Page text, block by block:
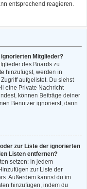
entsprechend reagieren.
Mitglieder?
des Boards zu
hinzufügst, werden in
aufgelistet. Du siehst
eine Private Nachricht
können Beiträge deiner
Benutzer ignorierst, dann
zur Liste der ignorierten
Listen entfernen?
setzen: In jedem
zur Liste der
Außerdem kannst du im
hinzufügen, indem du